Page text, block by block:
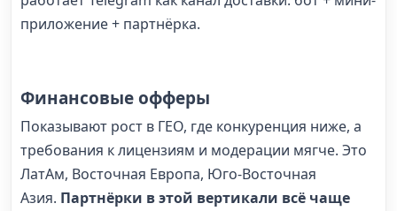
приложение + партнёрка.
Финансовые офферы
Показывают рост в ГЕО, где конкуренция ниже, а
требования к лицензиям и модерации мягче. Это
ЛатАм, Восточная Европа, Юго-Восточная
Азия. Партнёрки в этой вертикали всё чаще